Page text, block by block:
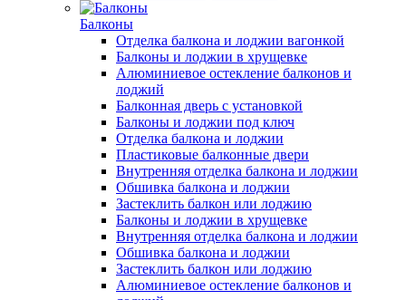
Балконы
Отделка балкона и лоджии вагонкой
Балконы и лоджии в хрущевке
Алюминиевое остекление балконов и
лоджий
Балконная дверь с установкой
Балконы и лоджии под ключ
Отделка балкона и лоджии
Пластиковые балконные двери
Внутренняя отделка балкона и лоджии
Обшивка балкона и лоджии
Застеклить балкон или лоджию
Балконы и лоджии в хрущевке
Внутренняя отделка балкона и лоджии
Обшивка балкона и лоджии
Застеклить балкон или лоджию
Алюминиевое остекление балконов и